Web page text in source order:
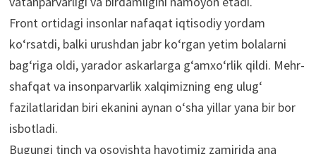
Front ortidagi insonlar nafaqat iqtisodiy yordam
ko‘rsatdi, balki urushdan jabr ko‘rgan yetim bolalarni
bag‘riga oldi, yarador askarlarga g‘amxo‘rlik qildi. Mehr-
shafqat va insonparvarlik xalqimizning eng ulug‘
fazilatlaridan biri ekanini aynan o‘sha yillar yana bir bor
isbotladi.
Bugungi tinch va osoyishta hayotimiz zamirida ana